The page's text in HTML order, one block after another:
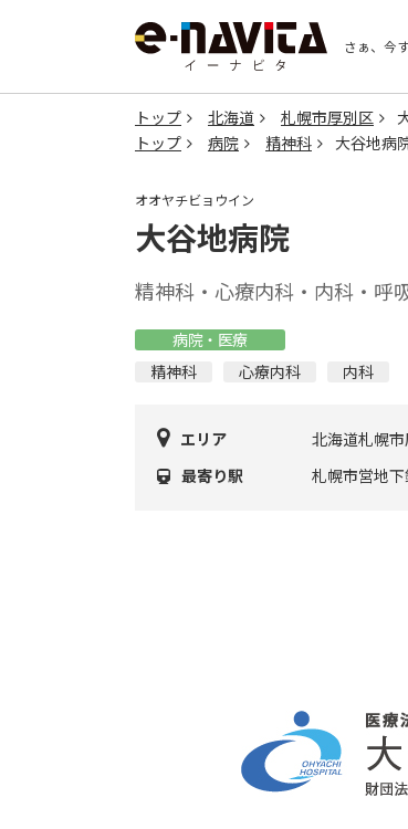
さぁ、今
トップ 北海道 札幌市厚別区
トップ
病院 精神科 大谷地病
オオヤチビョウイン
大谷地病院
精神科・心療内科・内科・呼
病院・医療
精神科
心療内科 内科
エリア
北海道札幌
最寄り駅
札幌市営地